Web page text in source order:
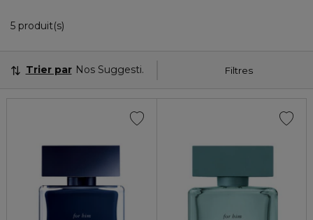
5 produit(s)
Filtres
Trier par Nos Suggestions